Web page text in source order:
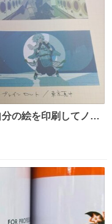
の絵を印刷してノー
添えると 結構健康に